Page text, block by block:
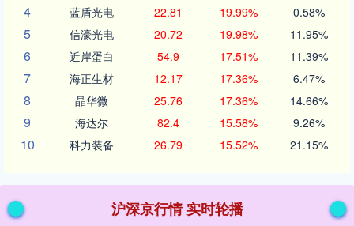
4 蓝盾光电 22.81 19.99% 0.58%
5 信濠光电 20.72 19.98% 11.95%
6 近岸蛋白 54.9 17.51% 11.39%
7 海正生材 12.17 17.36% 6.47%
8 晶华微 25.76 17.36% 14.66%
9 海达尔 82.4 15.58% 9.26%
10 科力装备 26.79 15.52% 21.15%
沪深京行情 实时轮播